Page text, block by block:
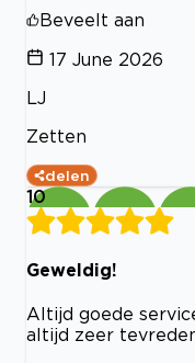
Beveelt aan
17 June 2026
LJ
Zetten
delen
10
Geweldig!
Altijd goede
altijd zeer